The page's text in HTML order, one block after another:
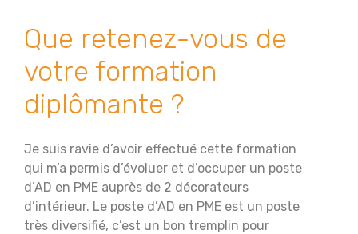
Que retenez-vous de
votre formation
diplômante ?
Je suis ravie d’avoir effectué cette formation
qui m’a permis d’évoluer et d’occuper un poste
d’AD en PME auprès de 2 décorateurs
d’intérieur. Le poste d’AD en PME est un poste
très diversifié, c’est un bon tremplin pour